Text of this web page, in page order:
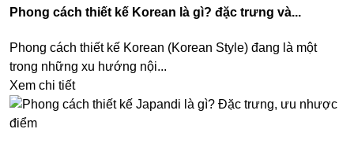
Phong cách thiết kế Korean là gì? đặc trưng và...
Phong cách thiết kế Korean (Korean Style) đang là một
trong những xu hướng nội...
Xem chi tiết